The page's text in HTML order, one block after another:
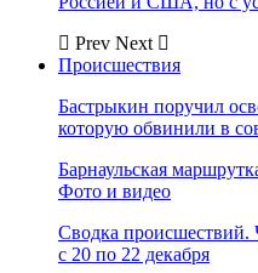
Prev Next
Происшествия
Бастрыкин поручил
которую обвинили в
Барнаульская
Фото и видео
Сводка происшествий.
с 20 по 22 декабря